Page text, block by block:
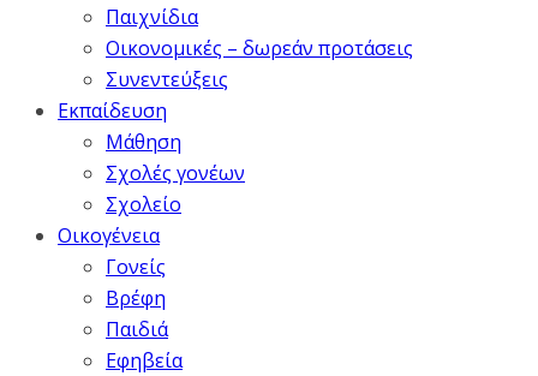
Παιχνίδια
Οικονομικές – δωρεάν προτάσεις
Συνεντεύξεις
Εκπαίδευση
Μάθηση
Σχολές γονέων
Σχολείο
Οικογένεια
Γονείς
Βρέφη
Παιδιά
Εφηβεία